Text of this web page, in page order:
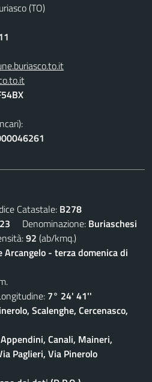
(TO)
Catastale: B278
Denominazione: Buriaschesi
92 (ab/kmq.)
Arcangelo - terza domenica di
7° 24' 41''
Scalenghe, Cercenasco,
Canali, Maineri,
Paglieri, Via Pinerolo